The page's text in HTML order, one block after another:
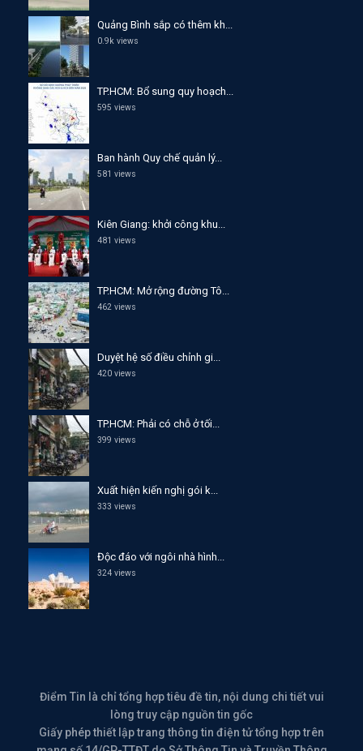
Quảng Bình sắp có thêm kh...
0.9k views
TP.HCM: Bổ sung quy hoạch...
595 views
Ban hành Quy chế quản lý...
581 views
Kiên Giang: khởi công khu...
481 views
TP.HCM: Mở rộng đường Tô...
462 views
Duyệt hệ số điều chỉnh gi...
420 views
TP.HCM: Phải có chỗ ở tối...
399 views
Xuất hiện kiến nghị gói k...
333 views
Độc đáo với ngôi nhà hình...
324 views
Điểm Tin là chỉ tổng hợp tiêu đề tin, nội dung chi tiết vui
lòng truy cập nguồn tin gốc
Giấy phép thiết lập trang thông tin điện tử tổng hợp trên